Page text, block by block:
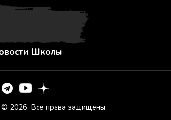
Школы
2026. Все права защищены.